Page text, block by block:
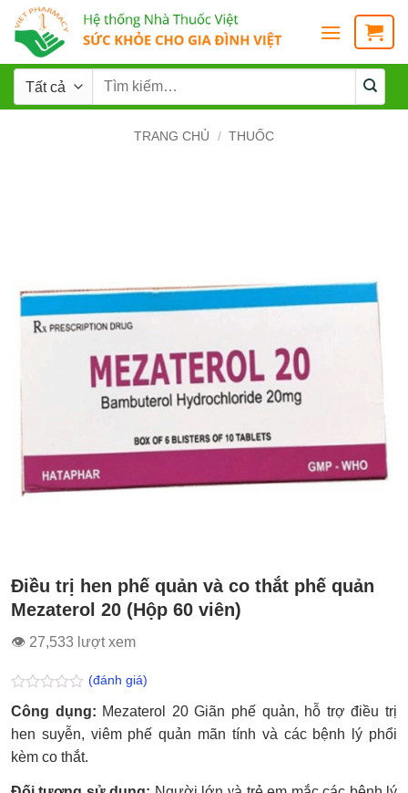
TRANG CHỦ / THUỐC
Điều trị hen phế quản và co thắt phế quản
Mezaterol 20 (Hộp 60 viên)
👁 27,533 lượt xem
Được
xếp
hạng
0.0
5
(đánh giá)
Công dụng: Mezaterol 20 Giãn phế quản, hỗ trợ điều trị
hen suyễn, viêm phế quản mãn tính và các bệnh lý phổi
kèm co thắt.